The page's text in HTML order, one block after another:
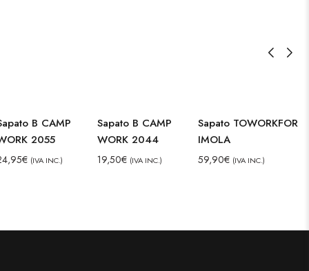
B CAMP
2055
€ (IVA INC.)
Sapato B CAMP
WORK 2044
19,50€ (IVA INC.)
Sapato TOWORKFOR
IMOLA
59,90€ (IVA INC.)